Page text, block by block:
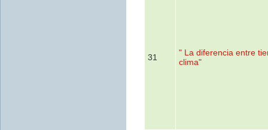
31
" La diferencia entre
clima"